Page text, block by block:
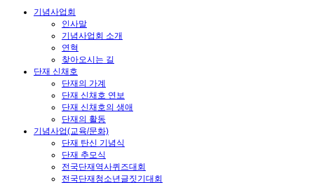
기념사업회
인사말
기념사업회 소개
연혁
찾아오시는 길
단재 신채호
단재의 가계
단재 신채호 연보
단재 신채호의 생애
단재의 활동
기념사업(교육/문화)
단재 탄신 기념식
단재 추모식
전국단재역사퀴즈대회
전국단재청소년글짓기대회